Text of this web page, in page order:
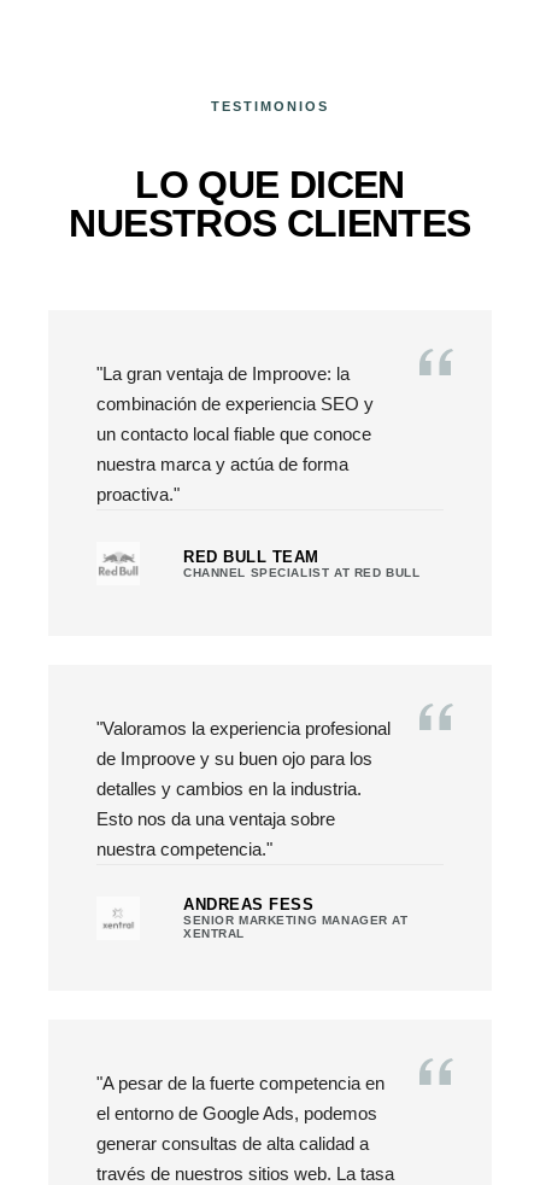
TESTIMONIOS
LO QUE DICEN
NUESTROS CLIENTES
"La gran ventaja de Improove: la
combinación de experiencia SEO y
un contacto local fiable que conoce
nuestra marca y actúa de forma
proactiva."
RED BULL TEAM
CHANNEL SPECIALIST AT RED BULL
"Valoramos la experiencia profesional
de Improove y su buen ojo para los
detalles y cambios en la industria.
Esto nos da una ventaja sobre
nuestra competencia."
ANDREAS FESS
SENIOR MARKETING MANAGER AT
XENTRAL
"A pesar de la fuerte competencia en
el entorno de Google Ads, podemos
generar consultas de alta calidad a
través de nuestros sitios web. La tasa